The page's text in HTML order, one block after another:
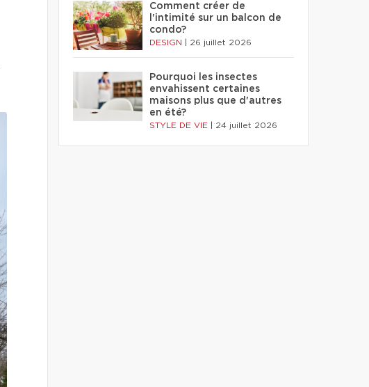
Comment créer de
l'intimité sur un balcon de
condo?
DESIGN 26 juillet 2026
Pourquoi les insectes
envahissent certaines
maisons plus que d'autres
en été?
STYLE DE VIE 24 juillet 2026